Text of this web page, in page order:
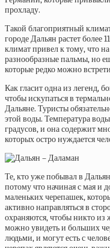
прохладу.
Такой благоприятный
городе Дальян растет более
климат привел к тому, что
разнообразные пальмы, но
которые редко можно
Как гласит одна из легенд,
чтобы искупаться в
Дальяне. Туристы
этой воды. Температура
градусов, и она содержит
которых остро нуждается
Те, кто уже побывал в
потому что начиная с мая и
маленьких черепашек,
активно направляться в
охраняются, чтобы никто из
можно увидеть и больших
людьми, и могут есть с